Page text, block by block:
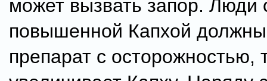
может вызвать запор. Люди
повышенной Капхой
препарат с осторожностью,